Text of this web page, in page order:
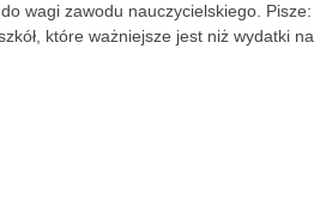
wagi zawodu nauczycielskiego. Pisze:
które ważniejsze jest niż wydatki na